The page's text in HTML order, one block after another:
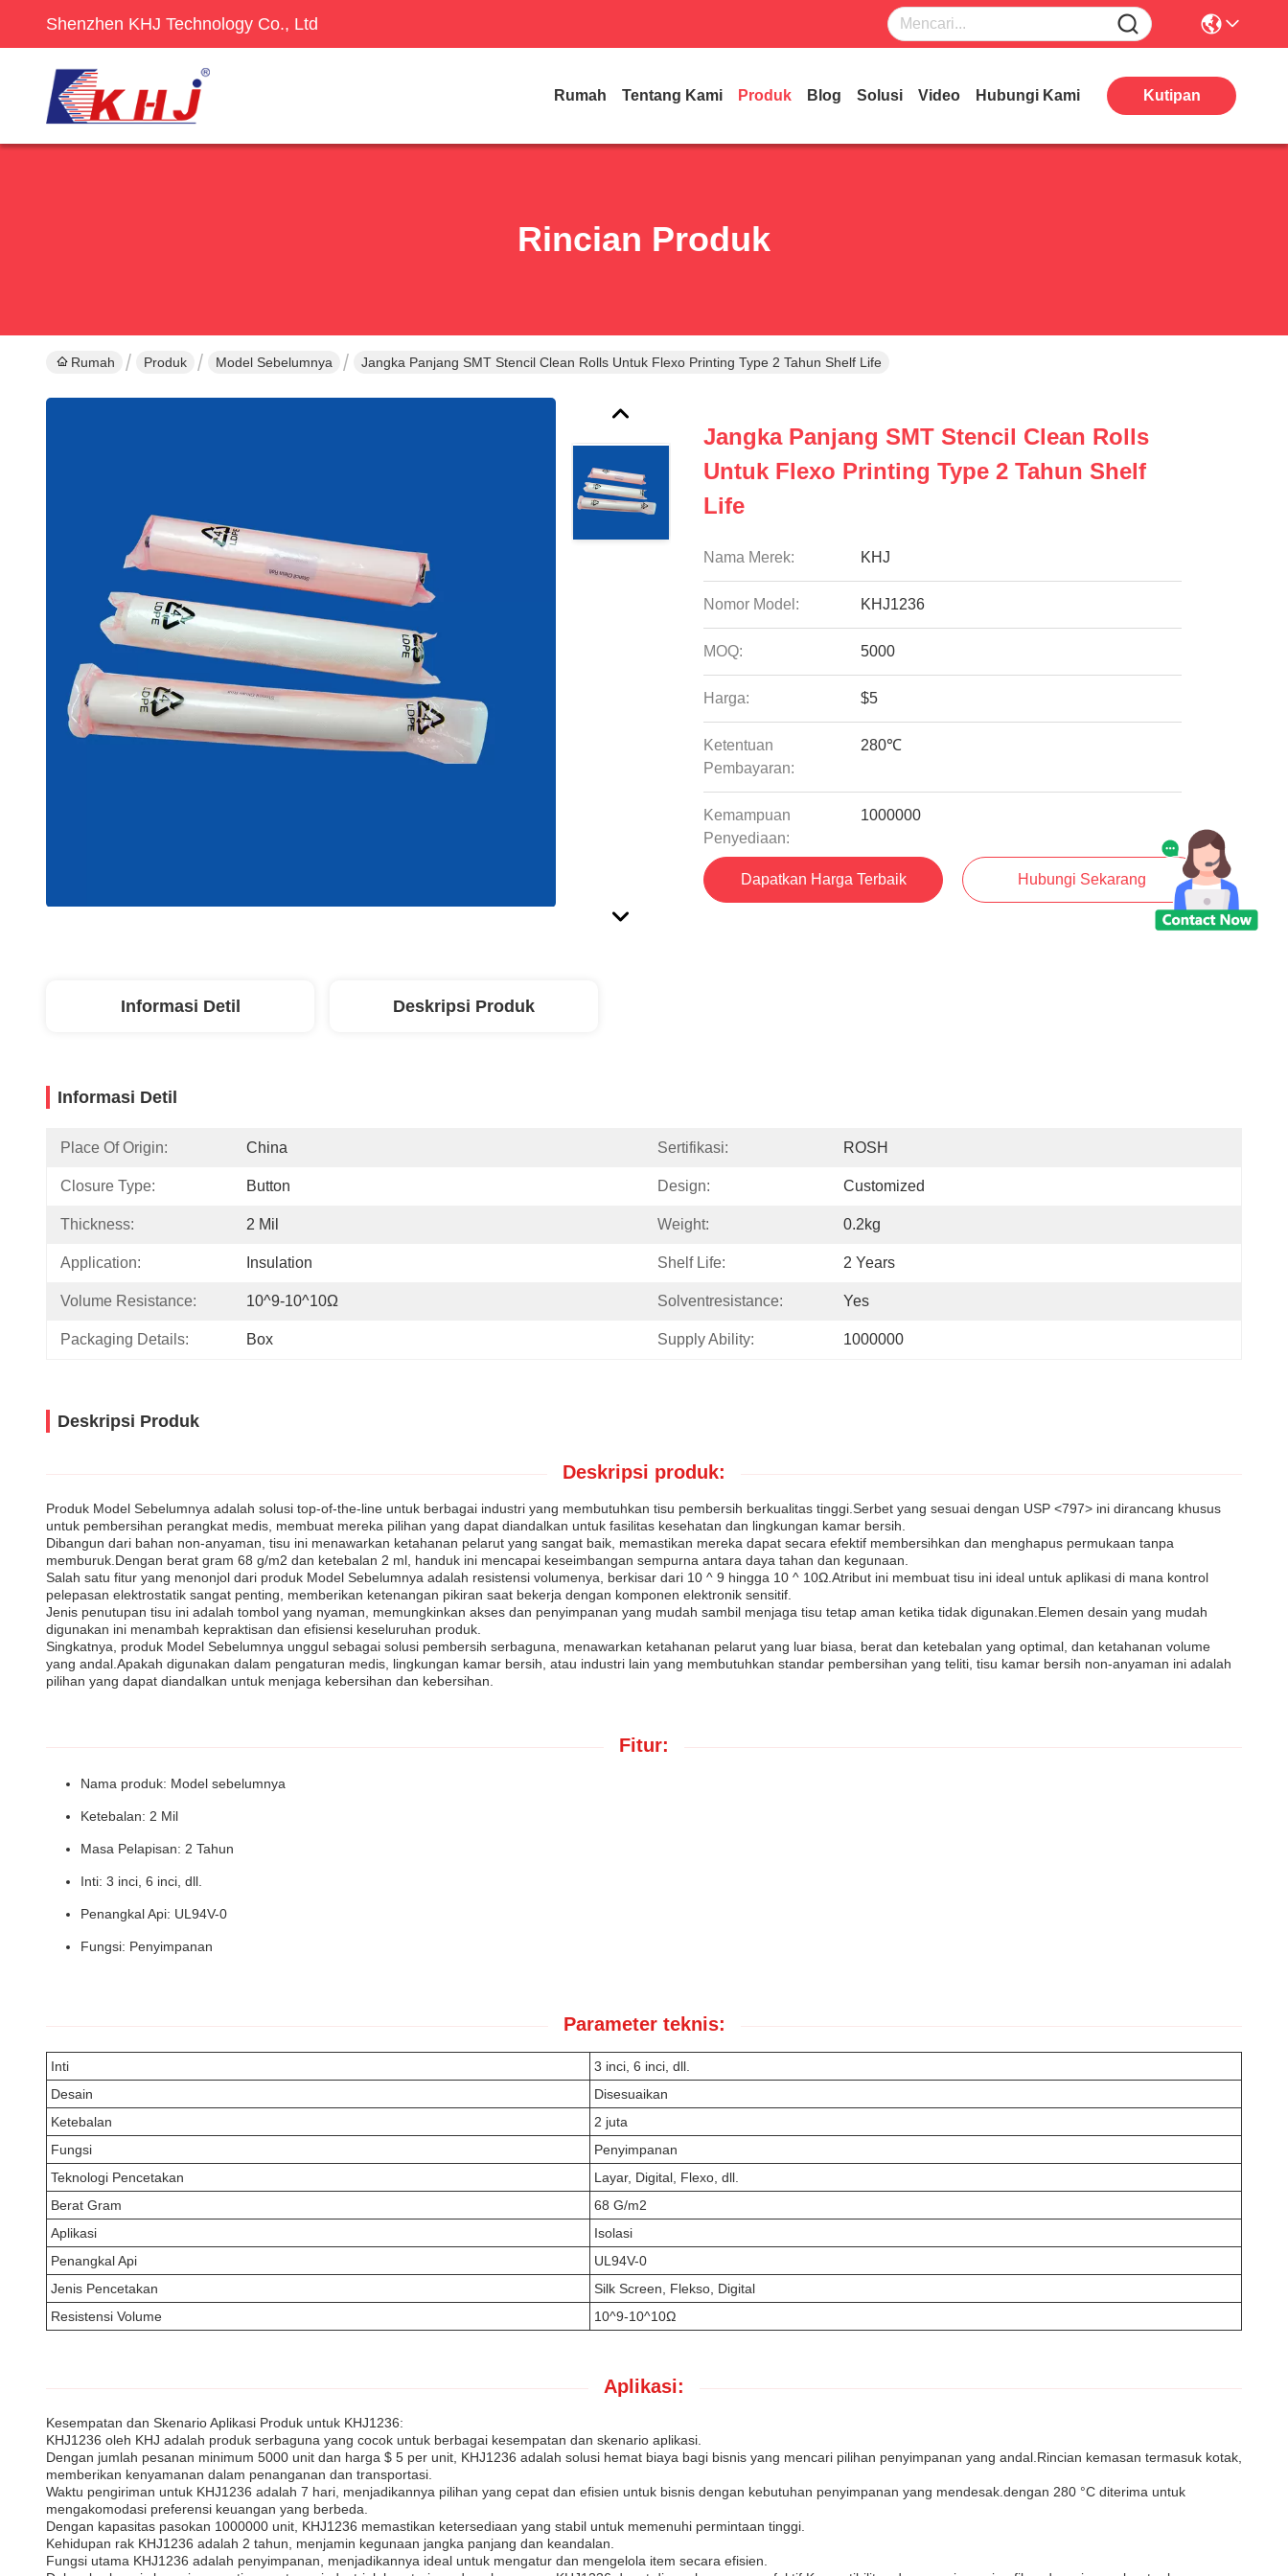
Shenzhen KHJ Technology Co., Ltd
Rumah Tentang Kami Produk Blog Solusi Video Hubungi Kami Kutipan
Rincian Produk
Rumah Produk Model Sebelumnya Jangka Panjang SMT Stencil Clean Rolls Untuk Flexo Printing Type 2 Tahun Shelf Life
Jangka Panjang SMT Stencil Clean Rolls
Untuk Flexo Printing Type 2 Tahun Shelf
Life
Nama Merek: KHJ
Nomor Model: KHJ1236
MOQ: 5000
Harga: $5
Ketentuan
Pembayaran:
280℃
Kemampuan
Penyediaan:
1000000
Dapatkan Harga Terbaik Hubungi Sekarang
Informasi Detil Deskripsi Produk
Informasi Detil
Place Of Origin: China Sertifikasi: ROSH
Closure Type: Button Design: Customized
Thickness: 2 Mil Weight: 0.2kg
Application: Insulation Shelf Life: 2 Years
Volume Resistance: 10^9-10^10Ω Solventresistance: Yes
Packaging Details: Box Supply Ability: 1000000
Deskripsi Produk
Deskripsi produk:
Produk Model Sebelumnya adalah solusi top-of-the-line untuk berbagai industri yang membutuhkan tisu pembersih berkualitas tinggi.Serbet yang sesuai dengan USP <797> ini dirancang khusus
untuk pembersihan perangkat medis, membuat mereka pilihan yang dapat diandalkan untuk fasilitas kesehatan dan lingkungan kamar bersih.
Dibangun dari bahan non-anyaman, tisu ini menawarkan ketahanan pelarut yang sangat baik, memastikan mereka dapat secara efektif membersihkan dan menghapus permukaan tanpa
memburuk.Dengan berat gram 68 g/m2 dan ketebalan 2 ml, handuk ini mencapai keseimbangan sempurna antara daya tahan dan kegunaan.
Salah satu fitur yang menonjol dari produk Model Sebelumnya adalah resistensi volumenya, berkisar dari 10 ^ 9 hingga 10 ^ 10Ω.Atribut ini membuat tisu ini ideal untuk aplikasi di mana kontrol
pelepasan elektrostatik sangat penting, memberikan ketenangan pikiran saat bekerja dengan komponen elektronik sensitif.
Jenis penutupan tisu ini adalah tombol yang nyaman, memungkinkan akses dan penyimpanan yang mudah sambil menjaga tisu tetap aman ketika tidak digunakan.Elemen desain yang mudah
digunakan ini menambah kepraktisan dan efisiensi keseluruhan produk.
Singkatnya, produk Model Sebelumnya unggul sebagai solusi pembersih serbaguna, menawarkan ketahanan pelarut yang luar biasa, berat dan ketebalan yang optimal, dan ketahanan volume
yang andal.Apakah digunakan dalam pengaturan medis, lingkungan kamar bersih, atau industri lain yang membutuhkan standar pembersihan yang teliti, tisu kamar bersih non-anyaman ini adalah
pilihan yang dapat diandalkan untuk menjaga kebersihan dan kebersihan.
Fitur:
Nama produk: Model sebelumnya
Ketebalan: 2 Mil
Masa Pelapisan: 2 Tahun
Inti: 3 inci, 6 inci, dll.
Penangkal Api: UL94V-0
Fungsi: Penyimpanan
Parameter teknis:
Inti
3 inci, 6 inci, dll.
Desain
Disesuaikan
Ketebalan
2 juta
Fungsi
Penyimpanan
Teknologi Pencetakan
Layar, Digital, Flexo, dll.
Berat Gram
68 G/m2
Aplikasi
Isolasi
Penangkal Api
UL94V-0
Jenis Pencetakan
Silk Screen, Flekso, Digital
Resistensi Volume
10^9-10^10Ω
Aplikasi:
Kesempatan dan Skenario Aplikasi Produk untuk KHJ1236:
KHJ1236 oleh KHJ adalah produk serbaguna yang cocok untuk berbagai kesempatan dan skenario aplikasi.
Dengan jumlah pesanan minimum 5000 unit dan harga $ 5 per unit, KHJ1236 adalah solusi hemat biaya bagi bisnis yang mencari pilihan penyimpanan yang andal.Rincian kemasan termasuk kotak,
memberikan kenyamanan dalam penanganan dan transportasi.
Waktu pengiriman untuk KHJ1236 adalah 7 hari, menjadikannya pilihan yang cepat dan efisien untuk bisnis dengan kebutuhan penyimpanan yang mendesak.dengan 280 °C diterima untuk
mengakomodasi preferensi keuangan yang berbeda.
Dengan kapasitas pasokan 1000000 unit, KHJ1236 memastikan ketersediaan yang stabil untuk memenuhi permintaan tinggi.
Kehidupan rak KHJ1236 adalah 2 tahun, menjamin kegunaan jangka panjang dan keandalan.
Fungsi utama KHJ1236 adalah penyimpanan, menjadikannya ideal untuk mengatur dan mengelola item secara efisien.